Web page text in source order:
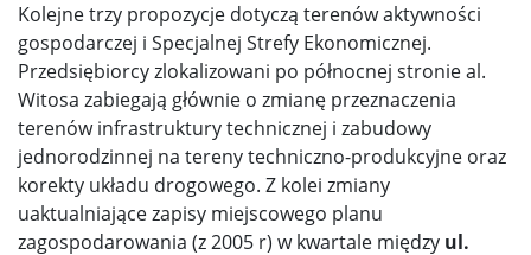
Kolejne trzy propozycje dotyczą terenów aktywności
gospodarczej i Specjalnej Strefy Ekonomicznej.
Przedsiębiorcy zlokalizowani po północnej stronie al.
Witosa zabiegają głównie o zmianę przeznaczenia
terenów infrastruktury technicznej i zabudowy
jednorodzinnej na tereny techniczno-produkcyjne oraz
korekty układu drogowego. Z kolei zmiany
uaktualniające zapisy miejscowego planu
zagospodarowania (z 2005 r) w kwartale między ul.